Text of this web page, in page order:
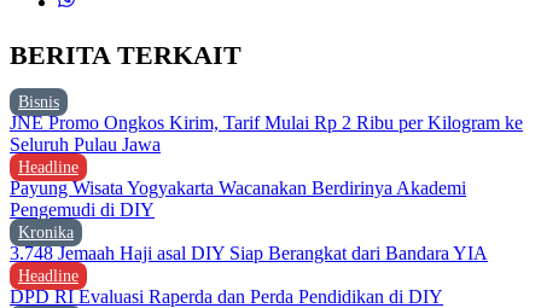
BERITA TERKAIT
Bisnis
JNE Promo Ongkos Kirim, Tarif Mulai Rp 2 Ribu per Kilogram ke
Seluruh Pulau Jawa
Headline
Payung Wisata Yogyakarta Wacanakan Berdirinya Akademi
Pengemudi di DIY
Kronika
3.748 Jemaah Haji asal DIY Siap Berangkat dari Bandara YIA
Headline
DPD RI Evaluasi Raperda dan Perda Pendidikan di DIY